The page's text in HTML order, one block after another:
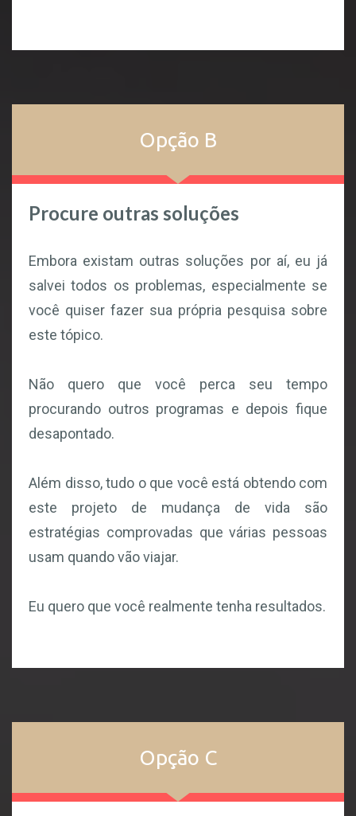
Opção B
Procure outras soluções
Embora existam outras soluções por aí, eu já
salvei todos os problemas, especialmente se
você quiser fazer sua própria pesquisa sobre
este tópico.
Não quero que você perca seu tempo
procurando outros programas e depois fique
desapontado.
Além disso, tudo o que você está obtendo com
este projeto de mudança de vida são
estratégias comprovadas que várias pessoas
usam quando vão viajar.
Eu quero que você realmente tenha resultados.
Opção C